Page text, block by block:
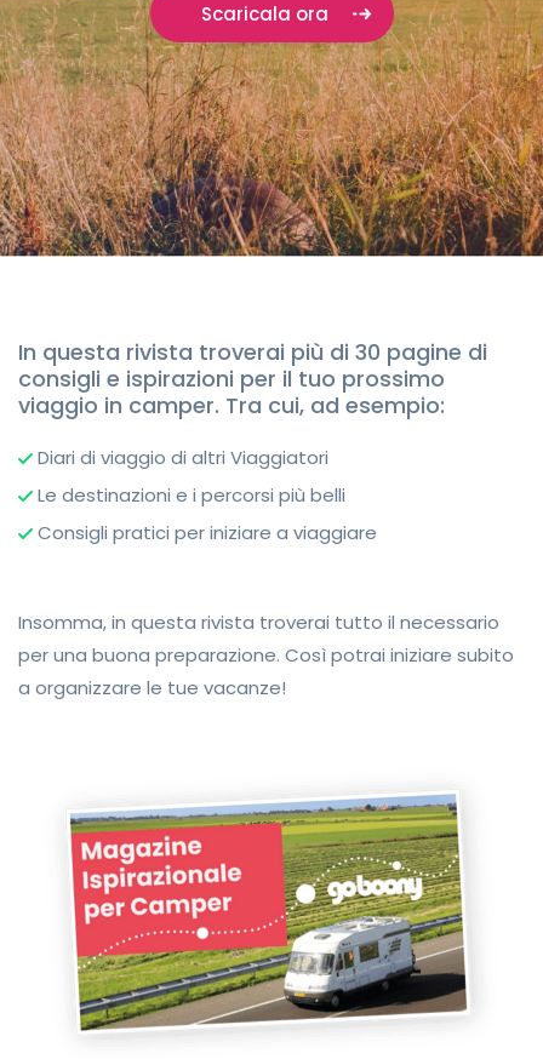
Scaricala ora
In questa rivista troverai più di 30 pagine di
consigli e ispirazioni per il tuo prossimo
viaggio in camper. Tra cui, ad esempio:
Diari di viaggio di altri Viaggiatori
Le destinazioni e i percorsi più belli
Consigli pratici per iniziare a viaggiare
Insomma, in questa rivista troverai tutto il necessario
per una buona preparazione. Così potrai iniziare subito
a organizzare le tue vacanze!